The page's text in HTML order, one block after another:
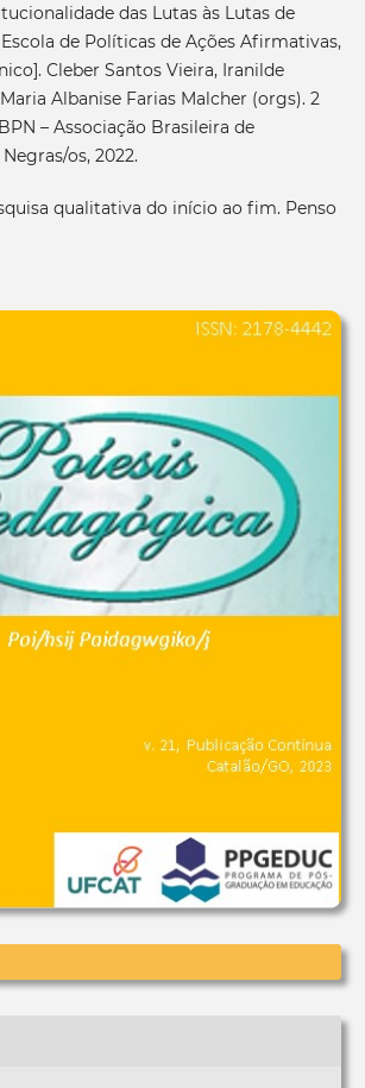
das Lutas às Lutas de
de Políticas de Ações Afirmativas,
Cleber Santos Vieira, Iranilde
Albanise Farias Malcher (orgs). 2
– Associação Brasileira de
os, 2022.
qualitativa do início ao fim. Penso